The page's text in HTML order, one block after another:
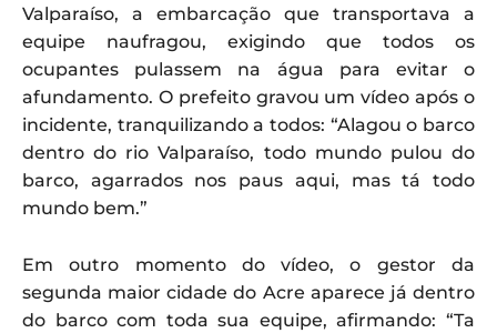
Valparaíso, a embarcação que transportava a
equipe naufragou, exigindo que todos os
ocupantes pulassem na água para evitar o
afundamento. O prefeito gravou um vídeo após o
incidente, tranquilizando a todos: “Alagou o barco
dentro do rio Valparaíso, todo mundo pulou do
barco, agarrados nos paus aqui, mas tá todo
mundo bem.”
Em outro momento do vídeo, o gestor da
segunda maior cidade do Acre aparece já dentro
do barco com toda sua equipe, afirmando: “Ta